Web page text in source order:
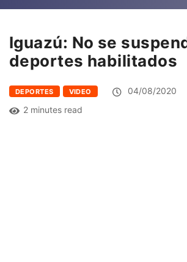
Iguazú: No se
deportes habilitados
DEPORTES VIDEO 04/08/2020
2 minutes read